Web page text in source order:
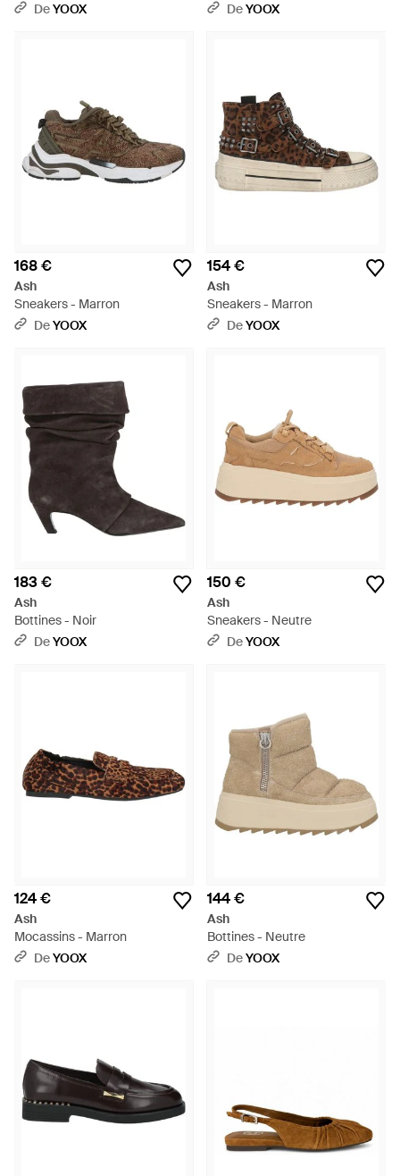
DeYOOX DeYOOX
168 €
Ash
Sneakers - Marron
DeYOOX
154 €
Ash
Sneakers - Marron
DeYOOX
183 €
Ash
Bottines - Noir
DeYOOX
150 €
Ash
Sneakers - Neutre
DeYOOX
124 €
Ash
Mocassins - Marron
DeYOOX
144 €
Ash
Bottines - Neutre
DeYOOX